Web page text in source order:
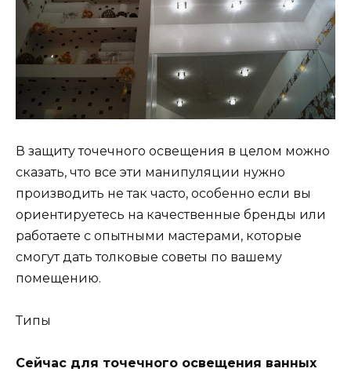
В защиту точечного освещения в целом можно
сказать, что все эти манипуляции нужно
производить не так часто, особенно если вы
ориентируетесь на качественные бренды или
работаете с опытными мастерами, которые
смогут дать толковые советы по вашему
помещению.
Типы
Сейчас для точечного освещения ванных